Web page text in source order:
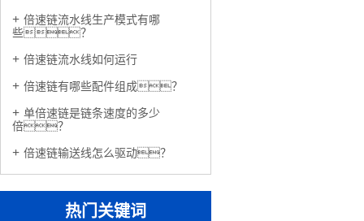
倍速链流水线生产模式有哪
些？
倍速链流水线如何运行
倍速链有哪些配件组成？
单倍速链是链条速度的多少
倍？
倍速链输送线怎么驱动？
热门关键词